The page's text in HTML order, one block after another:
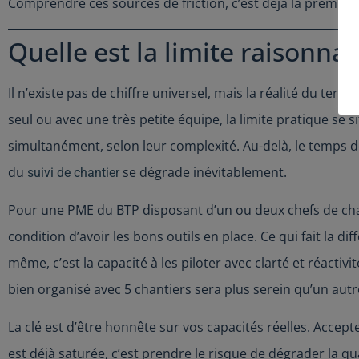
Quelle est la limite
Il n’existe pas de chiffre universel, mais la réalité du
seul ou avec une très petite équipe, la limite pratique se
simultanément, selon leur complexité. Au-delà, le
du suivi de chantier se dégrade inévitablement.
Pour une PME du BTP disposant d’un ou deux chefs de
condition d’avoir les bons outils en place. Ce qui fait la
même, c’est la capacité à les piloter avec clarté et
bien organisé avec 5 chantiers sera plus serein qu’un
La clé est d’être honnête sur vos capacités réelles.
est déjà saturée, c’est prendre le risque de dégrader la